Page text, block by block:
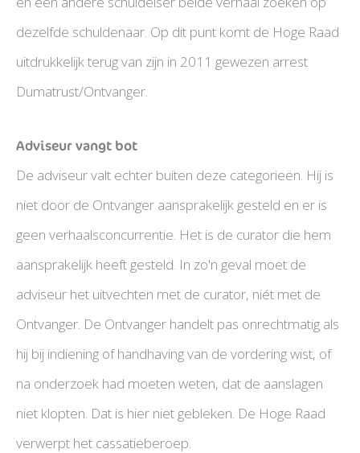
dezelfde schuldenaar. Op dit punt komt de Hoge Raad
uitdrukkelijk terug van zijn in 2011 gewezen arrest
Dumatrust/Ontvanger.
Adviseur vangt bot
De adviseur valt echter buiten deze categorieën. Hij is
niet door de Ontvanger aansprakelijk gesteld en er is
geen verhaalsconcurrentie. Het is de curator die hem
aansprakelijk heeft gesteld. In zo'n geval moet de
adviseur het uitvechten met de curator, niét met de
Ontvanger. De Ontvanger handelt pas onrechtmatig als
hij bij indiening of handhaving van de vordering wist, of
na onderzoek had moeten weten, dat de aanslagen
niet klopten. Dat is hier niet gebleken. De Hoge Raad
verwerpt het cassatieberoep.